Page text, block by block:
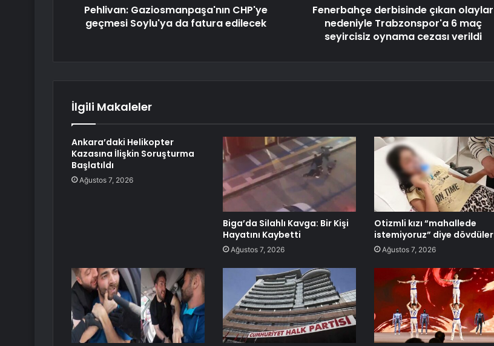
Pehlivan: Gaziosmanpaşa'nın CHP'ye
geçmesi Soylu'ya da fatura edilecek
Fenerbahçe derbisinde çıkan olaylar
nedeniyle Trabzonspor'a 6 maç
seyircisiz oynama cezası verildi
İlgili Makaleler
Ankara’daki Helikopter
Kazasına İlişkin Soruşturma
Başlatıldı
Ağustos 7, 2026
Biga’da Silahlı Kavga: Bir Kişi
Hayatını Kaybetti
Ağustos 7, 2026
Otizmli kızı “mahallede
istemiyoruz” diye dövdüler
Ağustos 7, 2026